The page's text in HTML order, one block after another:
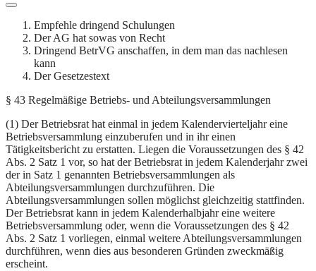
Empfehle dringend Schulungen
Der AG hat sowas von Recht
Dringend BetrVG anschaffen, in dem man das nachlesen
kann
Der Gesetzestext
§ 43 Regelmäßige Betriebs- und Abteilungsversammlungen
(1) Der Betriebsrat hat einmal in jedem Kalendervierteljahr eine
Betriebsversammlung einzuberufen und in ihr einen
Tätigkeitsbericht zu erstatten. Liegen die Voraussetzungen des § 42
Abs. 2 Satz 1 vor, so hat der Betriebsrat in jedem Kalenderjahr zwei
der in Satz 1 genannten Betriebsversammlungen als
Abteilungsversammlungen durchzuführen. Die
Abteilungsversammlungen sollen möglichst gleichzeitig stattfinden.
Der Betriebsrat kann in jedem Kalenderhalbjahr eine weitere
Betriebsversammlung oder, wenn die Voraussetzungen des § 42
Abs. 2 Satz 1 vorliegen, einmal weitere Abteilungsversammlungen
durchführen, wenn dies aus besonderen Gründen zweckmäßig
erscheint.